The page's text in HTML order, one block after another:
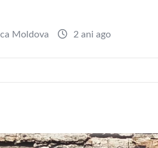
Moldova 2 ani ago